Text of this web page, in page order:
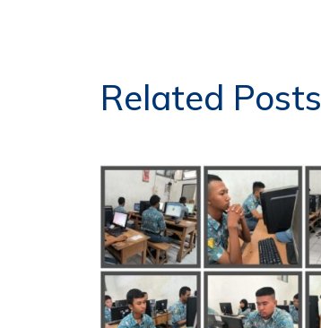
Related Posts